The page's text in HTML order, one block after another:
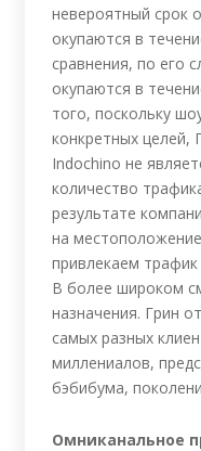
невероятный срок
окупаются в
сравнения, по его
окупаются в
того, поскольку
конкретных целей,
Indochino не
количество
результате
на
привлекаем
В более широком
назначения. Грин
самых разных
миллениалов,
бэбибума,
Омниканальное